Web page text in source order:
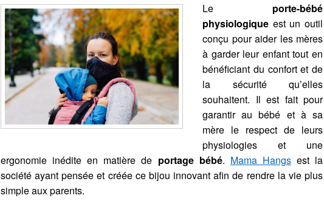
Le porte-bébé
physiologique est un outil
conçu pour aider les mères
à garder leur enfant tout en
bénéficiant du confort et de
la sécurité qu’elles
souhaitent. Il est fait pour
garantir au bébé et à sa
mère le respect de leurs
physiologies et une
ergonomie inédite en matière de portage bébé. Mama Hangsest la
société ayant pensée et créée ce bijou innovant afin de rendre la vie plus
simple aux parents.